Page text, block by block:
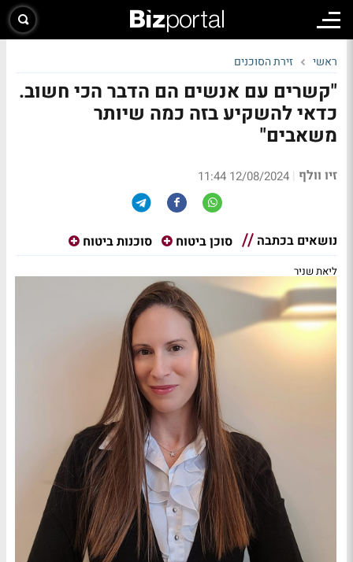
ראשי זירת הסוכנים
"קשרים עם אנשים הם הדבר הכי חשוב.
כדאי להשקיע בזה כמה שיותר
משאבים"
זיו וולף |
12/08/2024 11:44
נושאים בכתבה סוכן ביטוח סוכנות ביטוח
ליאת שניר